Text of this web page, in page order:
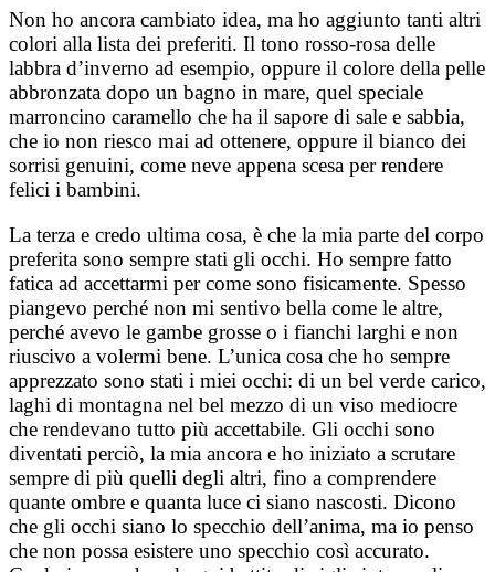
Non ho ancora cambiato idea, ma ho aggiunto tanti altri
colori alla lista dei preferiti. Il tono rosso-rosa delle
labbra d’inverno ad esempio, oppure il colore della pelle
abbronzata dopo un bagno in mare, quel speciale
marroncino caramello che ha il sapore di sale e sabbia,
che io non riesco mai ad ottenere, oppure il bianco dei
sorrisi genuini, come neve appena scesa per rendere
felici i bambini.
La terza e credo ultima cosa, è che la mia parte del corpo
preferita sono sempre stati gli occhi. Ho sempre fatto
fatica ad accettarmi per come sono fisicamente. Spesso
piangevo perché non mi sentivo bella come le altre,
perché avevo le gambe grosse o i fianchi larghi e non
riuscivo a volermi bene. L’unica cosa che ho sempre
apprezzato sono stati i miei occhi: di un bel verde carico,
laghi di montagna nel bel mezzo di un viso mediocre
che rendevano tutto più accettabile. Gli occhi sono
diventati perciò, la mia ancora e ho iniziato a scrutare
sempre di più quelli degli altri, fino a comprendere
quante ombre e quanta luce ci siano nascosti. Dicono
che gli occhi siano lo specchio dell’anima, ma io penso
che non possa esistere uno specchio così accurato.